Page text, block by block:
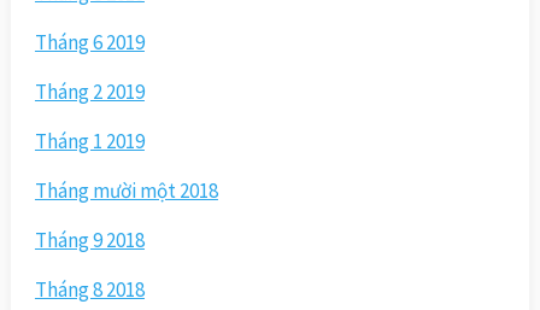
Tháng 6 2019
Tháng 2 2019
Tháng 1 2019
Tháng mười một 2018
Tháng 9 2018
Tháng 8 2018